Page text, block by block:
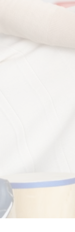
Freut euch auf:
Jens
leibliche
Waffeln/